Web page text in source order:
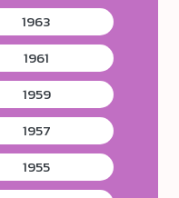
1963
1961
1959
1957
1955